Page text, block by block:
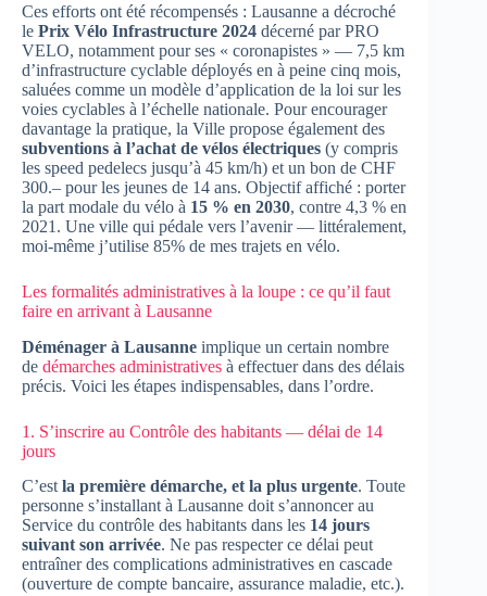
Ces efforts ont été récompensés : Lausanne a décroché
le Prix Vélo Infrastructure 2024 décerné par PRO
VELO, notamment pour ses « coronapistes » — 7,5 km
d’infrastructure cyclable déployés en à peine cinq mois,
saluées comme un modèle d’application de la loi sur les
voies cyclables à l’échelle nationale. Pour encourager
davantage la pratique, la Ville propose également des
subventions à l’achat de vélos électriques (y compris
les speed pedelecs jusqu’à 45 km/h) et un bon de CHF
300.– pour les jeunes de 14 ans. Objectif affiché : porter
la part modale du vélo à 15 % en 2030, contre 4,3 % en
2021. Une ville qui pédale vers l’avenir — littéralement,
moi-même j’utilise 85% de mes trajets en vélo.
Les formalités administratives à la loupe : ce qu’il faut
faire en arrivant à Lausanne
Déménager à Lausanne implique un certain nombre
de démarches administratives à effectuer dans des délais
précis. Voici les étapes indispensables, dans l’ordre.
1. S’inscrire au Contrôle des habitants — délai de 14
jours
C’estla première démarche, et la plus urgente. Toute
personne s’installant à Lausanne doit s’annoncer au
Service du contrôle des habitants dans les 14 jours
suivant son arrivée. Ne pas respecter ce délai peut
entraîner des complications administratives en cascade
(ouverture de compte bancaire, assurance maladie, etc.).